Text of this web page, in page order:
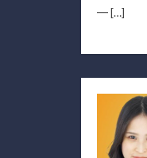
━ […]